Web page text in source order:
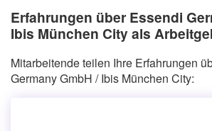
Erfahrungen über Essendi
Ibis München City als
Mitarbeitende teilen Ihre Erfahrungen
Germany GmbH / Ibis München City: